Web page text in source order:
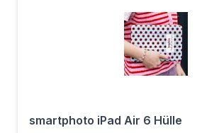
smartphoto iPad Air 6 Hülle